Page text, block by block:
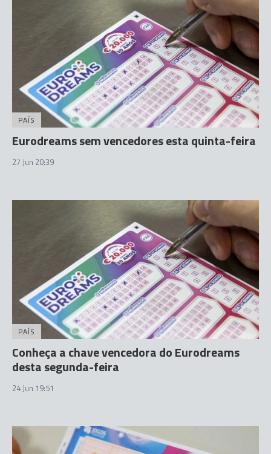
PAÍS
Eurodreams sem vencedores esta quinta-feira
27 Jun 20:39
PAÍS
Conheça a chave vencedora do Eurodreams
desta segunda-feira
24 Jun 19:51